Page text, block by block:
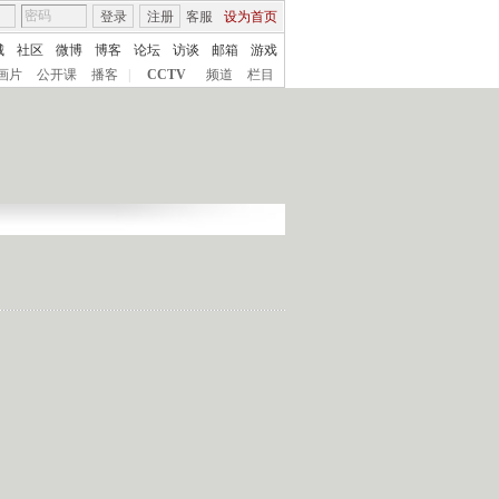
客服 设为首页
登录 注册
社区 微博 博客 论坛 访谈 邮箱
游戏
片
公开课 播客 CCTV 频道 栏目